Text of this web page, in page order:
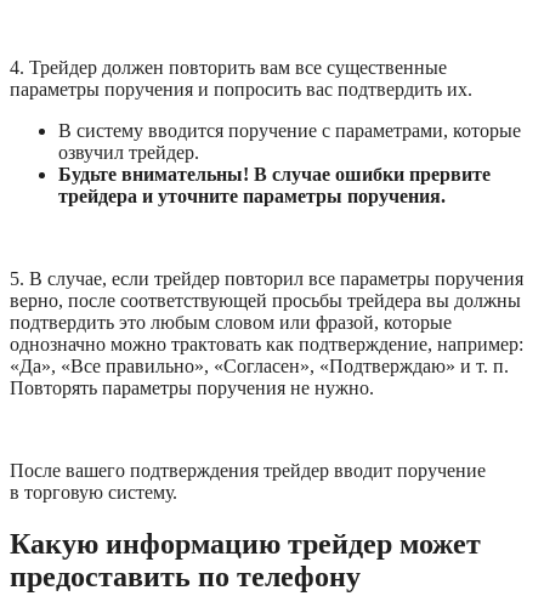
4. Трейдер должен повторить вам все существенные
параметры поручения и попросить вас подтвердить их.
В систему вводится поручение с параметрами, которые
озвучил трейдер.
Будьте внимательны! В случае ошибки прервите
трейдера и уточните параметры поручения.
5. В случае, если трейдер повторил все параметры поручения
верно, после соответствующей просьбы трейдера вы должны
подтвердить это любым словом или фразой, которые
однозначно можно трактовать как подтверждение, например:
«Да», «Все правильно», «Согласен», «Подтверждаю» и т. п.
Повторять параметры поручения не нужно.
После вашего подтверждения трейдер вводит поручение
в торговую систему.
Какую информацию трейдер может
предоставить по телефону